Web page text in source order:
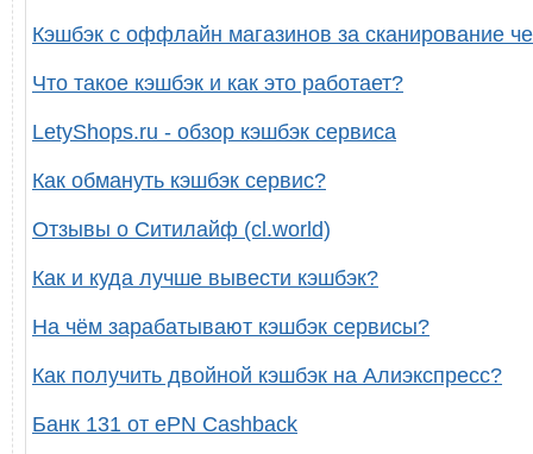
Кэшбэк с оффлайн магазинов за сканирование
Что такое кэшбэк и как это работает?
LetyShops.ru - обзор кэшбэк сервиса
Как обмануть кэшбэк сервис?
Отзывы о Ситилайф (cl.world)
Как и куда лучше вывести кэшбэк?
На чём зарабатывают кэшбэк сервисы?
Как получить двойной кэшбэк на Алиэкспресс?
Банк 131 от ePN Cashback